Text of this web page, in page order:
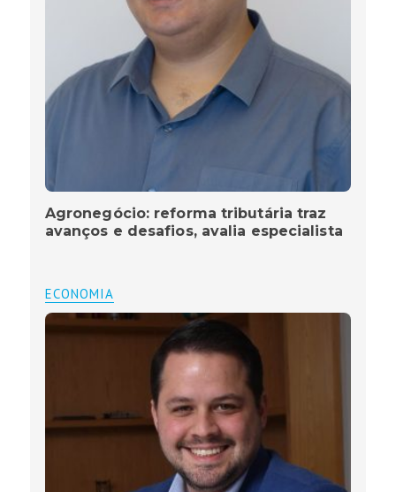
Agronegócio: reforma tributária traz
avanços e desafios, avalia especialista
ECONOMIA